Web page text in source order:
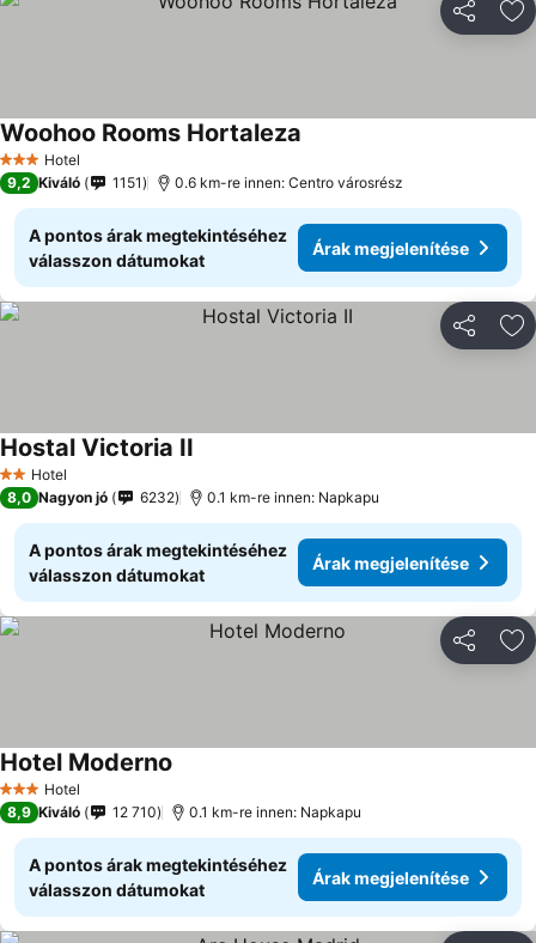
3 Kategória
Hotel
Woohoo Rooms Hortaleza
9,2 Kiváló 1151 0.6 km-re innen: Centro városrész
A pontos árak megtekintéséhez
válasszon dátumokat
Árak megjelenítése
2 Kategória
Hotel
Hostal Victoria II
8,0 Nagyon jó 6232 0.1 km-re innen: Napkapu
A pontos árak megtekintéséhez
válasszon dátumokat
Árak megjelenítése
3 Kategória
Hotel
Hotel Moderno
8,9 Kiváló 12 710 0.1 km-re innen: Napkapu
A pontos árak megtekintéséhez
válasszon dátumokat
Árak megjelenítése